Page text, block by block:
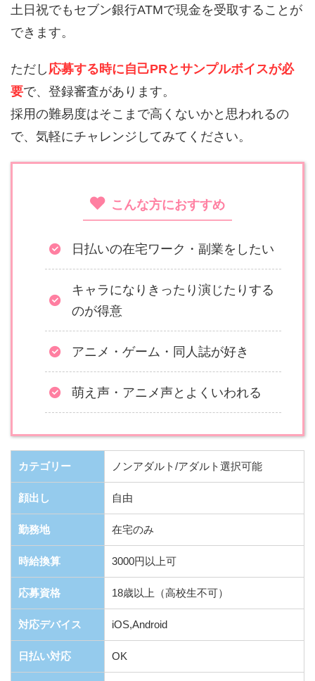
土日祝でもセブン銀行ATMで現金を受取することが
できます。
ただし 応募する時に自己PRとサンプルボイスが必
要で、登録審査があります。
採用の難易度はそこまで高くないかと思われるの
で、気軽にチャレンジしてみてください。
こんな方におすすめ
日払いの在宅ワーク・副業をしたい
キャラになりきったり演じたりする
のが得意
アニメ・ゲーム・同人誌が好き
萌え声・アニメ声とよくいわれる
カテゴリー ノンアダルト/アダルト選択可能
顔出し 自由
勤務地 在宅のみ
時給換算 3000円以上可
応募資格 18歳以上（高校生不可）
対応デバイス iOS,Android
日払い対応 OK